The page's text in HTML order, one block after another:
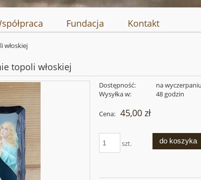
Fundacja Kontakt
włoskiej
topoli włoskiej
Dostępność:
na wyczerpaniu
Wysyłka w:
48 godzin
Cena: 45,00 zł
szt. do koszyka